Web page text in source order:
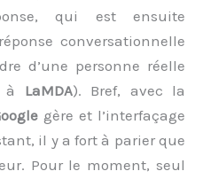
qui est ensuite
conversationnelle
d’une personne réelle
à LaMDA). Bref, avec la
gère et l’interfaçage
il y a fort à parier que
Pour le moment, seul